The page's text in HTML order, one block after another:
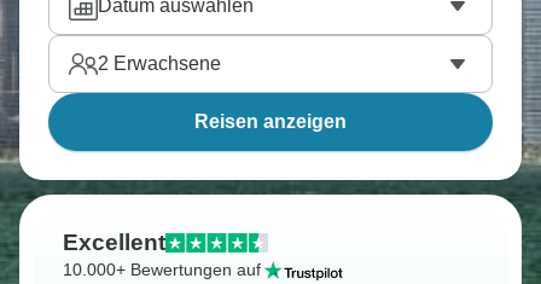
Datum auswählen
2 Erwachsene
Reisen anzeigen
Excellent
10.000+ Bewertungen auf